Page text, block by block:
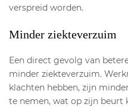
verspreid worden.
Minder ziekteverzuim
Een direct gevolg van
minder ziekteverzuim.
klachten hebben, zijn
te nemen, wat op zijn beurt